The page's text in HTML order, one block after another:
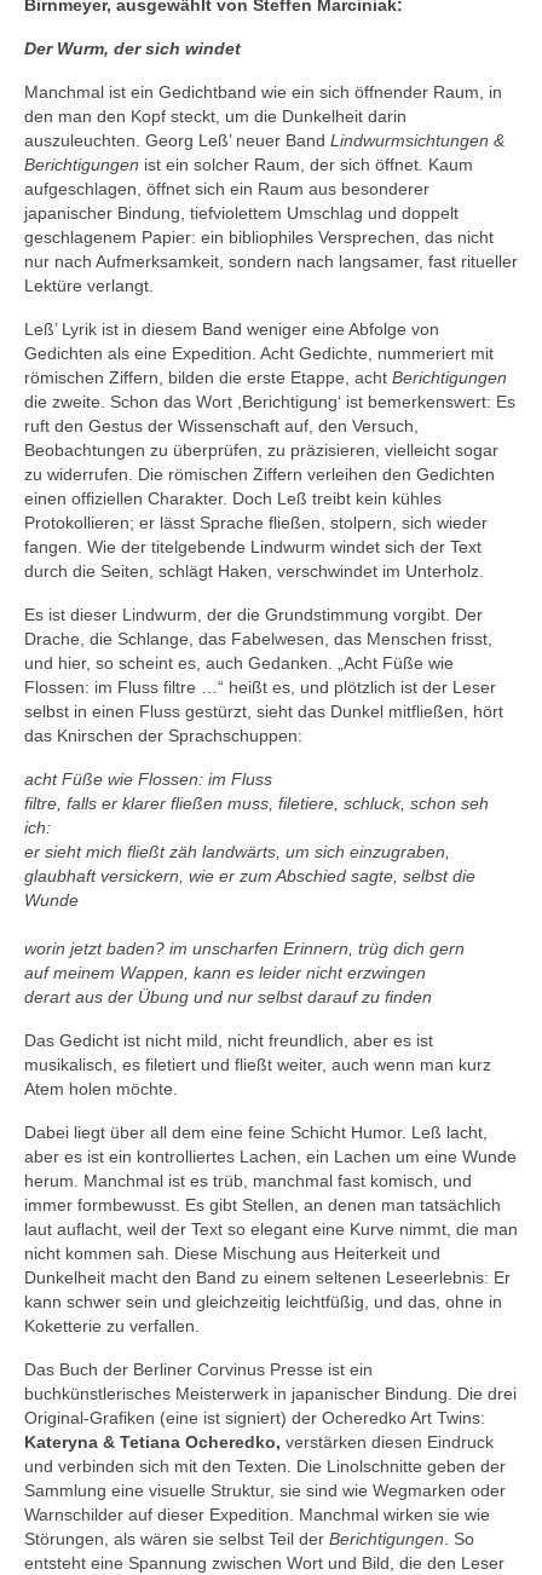
Birnmeyer, ausgewählt von Steffen Marciniak:
Der Wurm, der sich windet
Manchmal ist ein Gedichtband wie ein sich öffnender Raum, in
den man den Kopf steckt, um die Dunkelheit darin
auszuleuchten. Georg Leß’ neuer Band Lindwurmsichtungen &
Berichtigungen ist ein solcher Raum, der sich öffnet. Kaum
aufgeschlagen, öffnet sich ein Raum aus besonderer
japanischer Bindung, tiefviolettem Umschlag und doppelt
geschlagenem Papier: ein bibliophiles Versprechen, das nicht
nur nach Aufmerksamkeit, sondern nach langsamer, fast ritueller
Lektüre verlangt.
Leß’ Lyrik ist in diesem Band weniger eine Abfolge von
Gedichten als eine Expedition. Acht Gedichte, nummeriert mit
römischen Ziffern, bilden die erste Etappe, acht Berichtigungen
die zweite. Schon das Wort ,Berichtigung‘ ist bemerkenswert: Es
ruft den Gestus der Wissenschaft auf, den Versuch,
Beobachtungen zu überprüfen, zu präzisieren, vielleicht sogar
zu widerrufen. Die römischen Ziffern verleihen den Gedichten
einen offiziellen Charakter. Doch Leß treibt kein kühles
Protokollieren; er lässt Sprache fließen, stolpern, sich wieder
fangen. Wie der titelgebende Lindwurm windet sich der Text
durch die Seiten, schlägt Haken, verschwindet im Unterholz.
Es ist dieser Lindwurm, der die Grundstimmung vorgibt. Der
Drache, die Schlange, das Fabelwesen, das Menschen frisst,
und hier, so scheint es, auch Gedanken. „Acht Füße wie
Flossen: im Fluss filtre …“ heißt es, und plötzlich ist der Leser
selbst in einen Fluss gestürzt, sieht das Dunkel mitfließen, hört
das Knirschen der Sprachschuppen:
acht Füße wie Flossen: im Fluss
filtre, falls er klarer fließen muss, filetiere, schluck, schon seh
ich:
er sieht mich fließt zäh landwärts, um sich einzugraben,
glaubhaft versickern, wie er zum Abschied sagte, selbst die
Wunde
worin jetzt baden? im unscharfen Erinnern, trüg dich gern
auf meinem Wappen, kann es leider nicht erzwingen
derart aus der Übung und nur selbst darauf zu finden
Das Gedicht ist nicht mild, nicht freundlich, aber es ist
musikalisch, es filetiert und fließt weiter, auch wenn man kurz
Atem holen möchte.
Dabei liegt über all dem eine feine Schicht Humor. Leß lacht,
aber es ist ein kontrolliertes Lachen, ein Lachen um eine Wunde
herum. Manchmal ist es trüb, manchmal fast komisch, und
immer formbewusst. Es gibt Stellen, an denen man tatsächlich
laut auflacht, weil der Text so elegant eine Kurve nimmt, die man
nicht kommen sah. Diese Mischung aus Heiterkeit und
Dunkelheit macht den Band zu einem seltenen Leseerlebnis: Er
kann schwer sein und gleichzeitig leichtfüßig, und das, ohne in
Koketterie zu verfallen.
Das Buch der Berliner Corvinus Presse ist ein
buchkünstlerisches Meisterwerk in japanischer Bindung. Die drei
Original-Grafiken (eine ist signiert) der Ocheredko Art Twins:
Kateryna & Tetiana Ocheredko, verstärken diesen Eindruck
und verbinden sich mit den Texten. Die Linolschnitte geben der
Sammlung eine visuelle Struktur, sie sind wie Wegmarken oder
Warnschilder auf dieser Expedition. Manchmal wirken sie wie
Störungen, als wären sie selbst Teil der Berichtigungen. So
entsteht eine Spannung zwischen Wort und Bild, die den Leser